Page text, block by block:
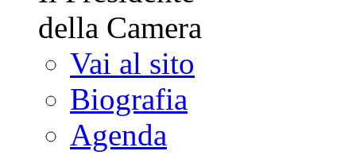
della Camera
Vai al sito
Biografia
Agenda